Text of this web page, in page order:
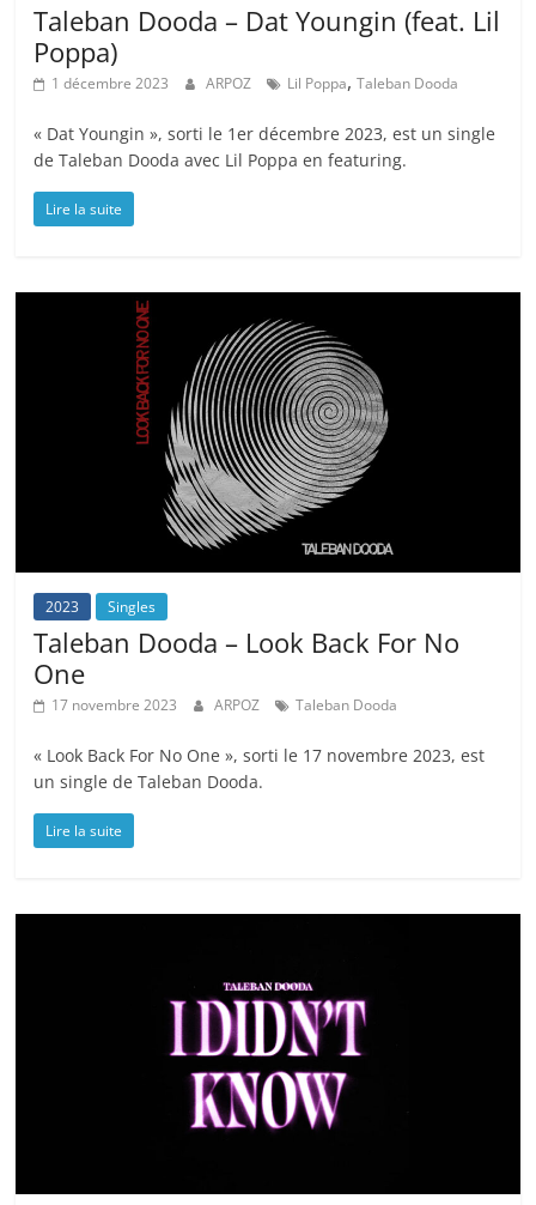
Taleban Dooda – Dat Youngin (feat. Lil
Poppa)
1 décembre 2023 ARPOZ Lil Poppa,Taleban Dooda
« Dat Youngin », sorti le 1er décembre 2023, est un single
de Taleban Dooda avec Lil Poppa en featuring.
Lire la suite
2023 Singles
Taleban Dooda – Look Back For No
One
17 novembre 2023 ARPOZ Taleban Dooda
« Look Back For No One », sorti le 17 novembre 2023, est
un single de Taleban Dooda.
Lire la suite